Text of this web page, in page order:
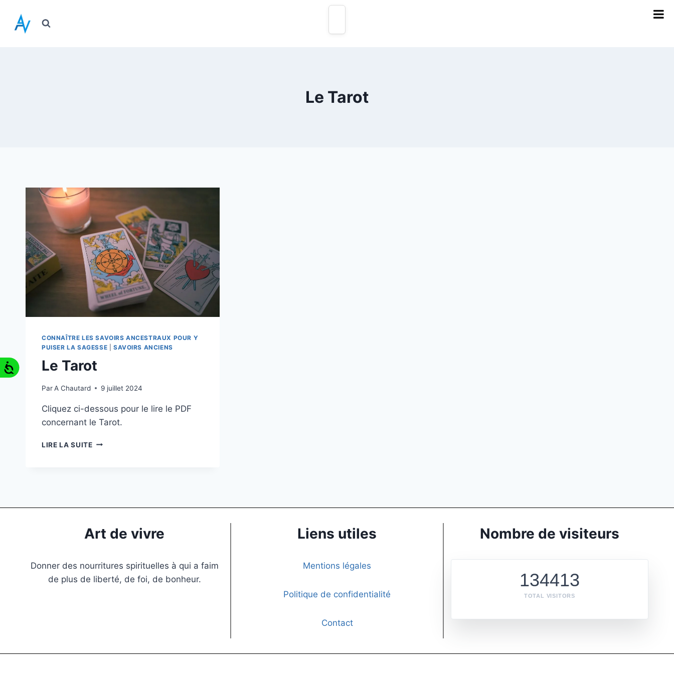
Le Tarot
CONNAÎTRE LES SAVOIRS ANCESTRAUX POUR Y
PUISER LA SAGESSE
SAVOIRS ANCIENS
Le Tarot
ParA Chautard 9 juillet 2024
Cliquez ci-dessous pour le lire le PDF
concernant le Tarot.
LIRE LA SUITE
Art de vivre
Donner des nourritures spirituelles à qui a faim
de plus de liberté, de foi, de bonheur.
Liens utiles
Mentions légales
Politique de confidentialité
Contact
Nombre de visiteurs
134413
TOTAL VISITORS